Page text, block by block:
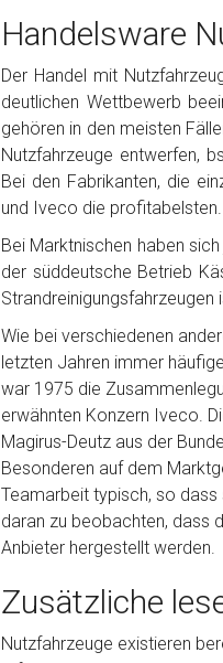
Handelsware
Der Handel mit
deutlichen Wettbewerb
gehören in den meisten
Nutzfahrzeuge entwerfen,
Bei den Fabrikanten, die
und Iveco die profitabelsten.
Bei Marktnischen haben
der süddeutsche Betrieb
Strandreinigungsfahrzeugen
Wie bei verschiedenen
letzten Jahren immer
war 1975 die
erwähnten Konzern Iveco.
Magirus-Deutz aus der
Besonderen auf dem
Teamarbeit typisch, so dass
daran zu beobachten, dass
Anbieter hergestellt werden.
Zusätzliche
Nutzfahrzeuge existieren